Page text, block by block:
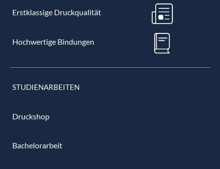
Erstklassige Druckqualität
Hochwertige Bindungen
STUDIENARBEITEN
Druckshop
Bachelorarbeit